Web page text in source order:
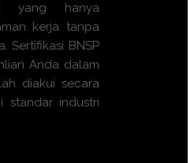
yang hanya
kerja tanpa
Sertifikasi BNSP
Anda dalam
diakui secara
standar industri